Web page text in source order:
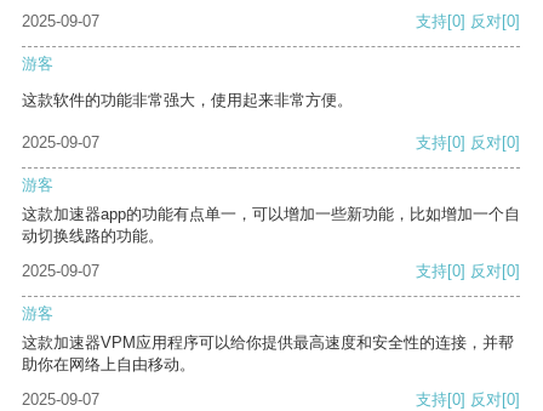
2025-09-07 支持[0] 反对[0]
游客
这款软件的功能非常强大，使用起来非常方便。
2025-09-07 支持[0] 反对[0]
游客
这款加速器app的功能有点单一，可以增加一些新功能，比如增加一个自
动切换线路的功能。
2025-09-07
支持[0] 反对[0]
游客
这款加速器VPM应用程序可以给你提供最高速度和安全性的连接，并帮
助你在网络上自由移动。
2025-09-07
支持[0] 反对[0]